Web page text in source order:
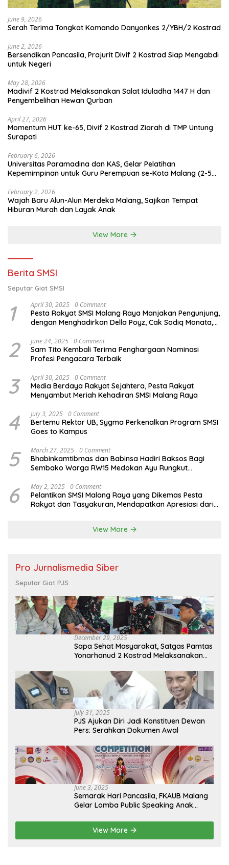
June 9, 2026
Serah Terima Tongkat Komando Danyonkes 2/YBH/2 Kostrad
June 2, 2026
Bersendikan Pancasila, Prajurit Divif 2 Kostrad Siap Mengabdi
untuk Negeri
May 28, 2026
Madivif 2 Kostrad Melaksanakan Salat Iduladha 1447 H dan
Penyembelihan Hewan Qurban
April 27, 2026
Momentum HUT ke-65, Divif 2 Kostrad Ziarah di TMP Untung
Surapati
February 6, 2026
Universitas Paramadina dan KAS, Gelar Pelatihan
Kepemimpinan untuk Guru Perempuan se-Kota Malang (2-5
February 2, 2026
Wajah Baru Alun-Alun Merdeka Malang, Sajikan Tempat
Hiburan Murah dan Layak Anak
View More
Berita SMSI
Seputar Giat SMSI
1 April 30, 2025 0 Comment
Pesta Rakyat SMSI Malang Raya Manjakan Pengunjung,
dengan Menghadirkan Della Poyz, Cak Sodiq Monata,
2 June 24, 2025 0 Comment
Sam Tito Kembali Terima Penghargaan Nominasi
Profesi Pengacara Terbaik
3 April 30, 2025 0 Comment
Media Berdaya Rakyat Sejahtera, Pesta Rakyat
Menyambut Meriah Kehadiran SMSI Malang Raya
4 July 3, 2025 0 Comment
Bertemu Rektor UB, Sygma Perkenalkan Program SMSI
Goes to Kampus
5 March 27, 2025 0 Comment
Bhabinkamtibmas dan Babinsa Hadiri Baksos Bagi
Sembako Warga RW15 Medokan Ayu Rungkut
6 May 2, 2025 0 Comment
Pelantikan SMSI Malang Raya yang Dikemas Pesta
Rakyat dan Tasyakuran, Mendapatkan Apresiasi dari
View More
Pro Jurnalismedia Siber
Seputar Giat PJS
December 29, 2025
Sapa Sehat Masyarakat, Satgas Pamtas
Yonarhanud 2 Kostrad Melaksanakan
July 31, 2025
PJS Ajukan Diri Jadi Konstituen Dewan
Pers: Serahkan Dokumen Awal
June 3, 2025
Semarak Hari Pancasila, FKAUB Malang
Gelar Lomba Public Speaking Anak
Pancasila
View More